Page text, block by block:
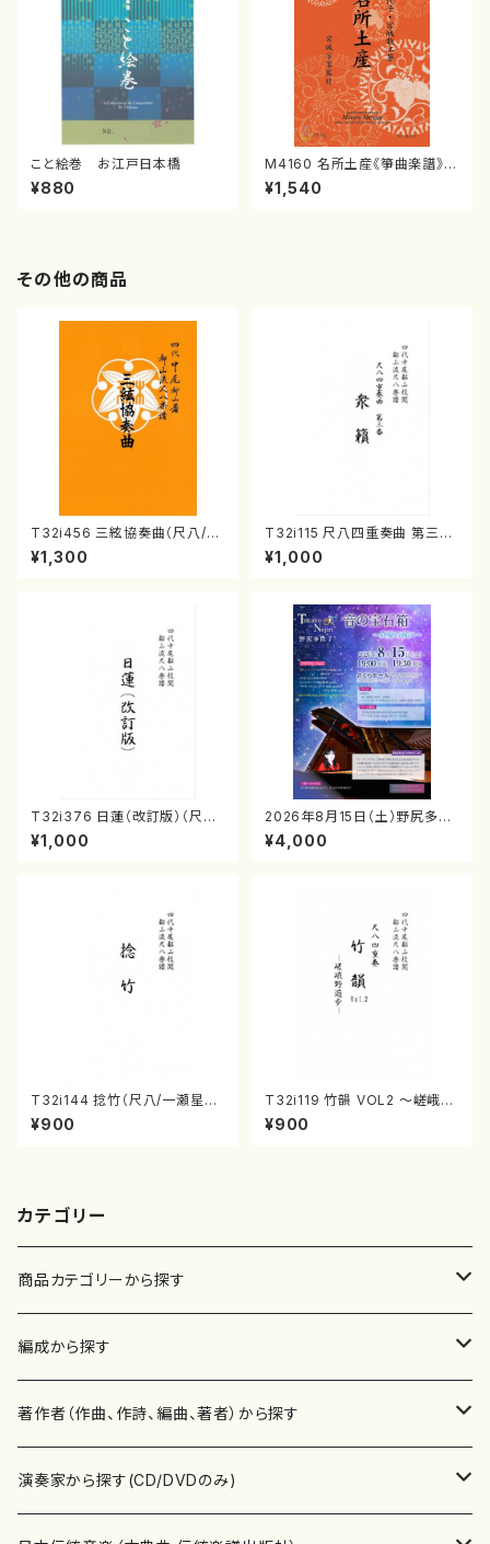
こと絵巻 お江戸日本橋
¥880
M4160 名所土産《箏曲楽譜》
（箏/宮城喜代子・宮城数江著・
宮城宗家監修/箏曲古典楽譜）
¥1,540
その他の商品
T32i456 三絃協奏曲（尺八/中
能島欣一/楽譜）都山流公刊楽譜
曲番:2164
¥1,300
T32i115 尺八四重奏曲 第三番
衆籟（尺八/初代 山本邦山/尺
八/都山式譜）都山流公刊楽譜曲
¥1,000
T32i376 日蓮（改訂版）（尺八/
宮城道雄/楽譜）都山流公刊楽譜
曲番:2081
¥1,000
2026年8月15日（土）野尻多佳
子ピアノリサイタル 音の宝石
箱チケット一般
¥4,000
T32i144 捻竹（尺八/一瀬星山/
尺八/都山式譜）都山流公刊楽譜
曲番:593
¥900
T32i119 竹韻 VOL2 ～嵯峨野
遊歩～（尺八/野村峰山/尺八/都
山式譜）都山流公刊楽譜曲番:5
¥900
カテゴリー
商品カテゴリーから探す
楽譜
書籍
書籍
テキストブック
CD・DVD
編成から探す
邦楽器
箏・琴（ソロ）
箏・琴（合奏）
合唱
著作者（作曲、作詩、編曲、著者）から探す
あ行
演奏家から探す(CD/DVDのみ)